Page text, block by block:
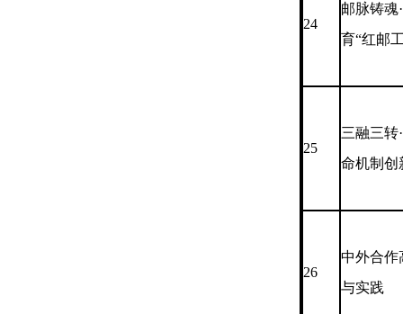
24
邮脉铸魂
育“红邮
25
三融三转
命机制
26
中外合作
与实践